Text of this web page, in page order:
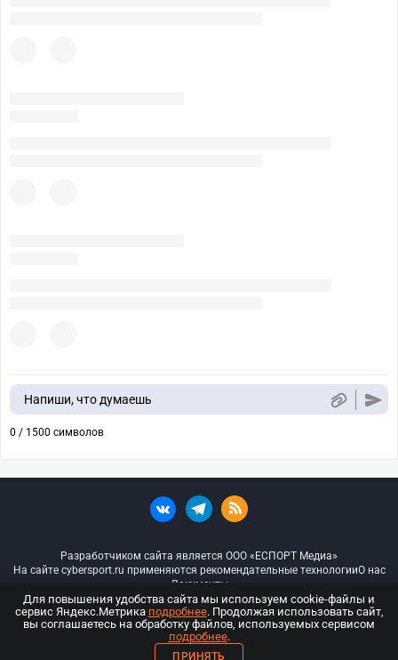
Напиши, что думаешь
0 / 1500 символов
Разработчиком сайта является ООО «ЕСПОРТ Медиа»
На сайте cybersport.ru применяются рекомендательные технологииО нас
Документы
© ООО «Киберспорт.ру» — Все права защищены
18+
Для повышения удобства сайта мы используем cookie-файлы и
сервис Яндекс.Метрика подробнее. Продолжая использовать сайт,
вы соглашаетесь на обработку файлов, используемых сервисом
подробнее.
ПРИНЯТЬ